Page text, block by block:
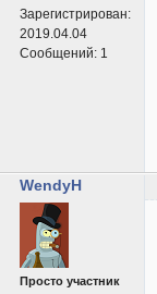
Зарегистрирован:
2019.04.04
Сообщений: 1
WendyH
Просто участник